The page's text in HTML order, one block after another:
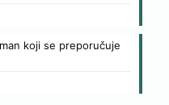
koji se preporučuje